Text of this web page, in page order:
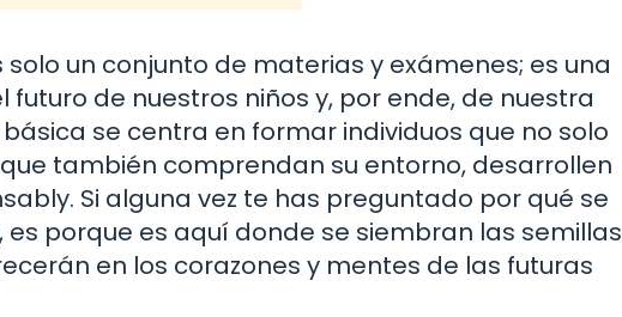
un conjunto de materias y exámenes; es una
de nuestros niños y, por ende, de nuestra
se centra en formar individuos que no solo
también comprendan su entorno, desarrollen
Si alguna vez te has preguntado por qué se
porque es aquí donde se siembran las semillas
en los corazones y mentes de las futuras